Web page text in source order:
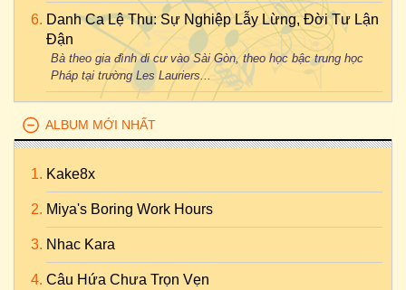
Danh Ca Lệ Thu: Sự Nghiệp Lẫy Lừng, Đời Tư Lận
Đận
Bà theo gia đình di cư vào Sài Gòn, theo học bậc trung học
Pháp tại trường Les Lauriers...
ALBUM MỚI NHẤT
Kake8x
Miya's Boring Work Hours
Nhac Kara
Câu Hứa Chưa Trọn Vẹn